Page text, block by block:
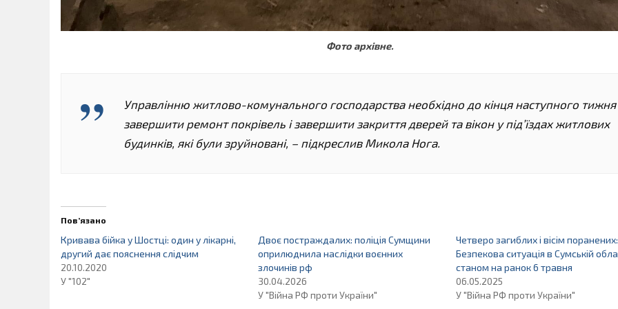
Фото архівне.
Управлінню житлово-комунального господарства необхідно до кінця наступного тижня
завершити ремонт покрівель і завершити закриття дверей та вікон у під’їздах житлових
будинків, які були зруйновані, – підкреслив Микола Нога.
Пов’язано
Кривава бійка у Шостці: один у лікарні,
другий дає пояснення слідчим
20.10.2020
У "102"
Двоє постраждалих: поліція Сумщини
оприлюднила наслідки воєнних
злочинів рф
30.04.2026
У "Війна РФ проти України"
Четверо загиблих і вісім поранених:
Безпекова ситуація в Сумській
станом на ранок 6 травня
06.05.2025
У "Війна РФ проти України"